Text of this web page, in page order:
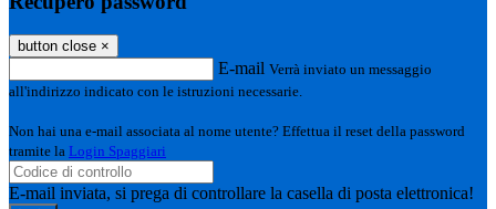
button close ×
E-mail Verrà inviato un messaggio
all'indirizzo indicato con le istruzioni necessarie.
Non hai una e-mail associata al nome utente? Effettua il reset della password
tramite la Login Spaggiari
E-mail inviata, si prega di controllare la casella di posta elettronica!